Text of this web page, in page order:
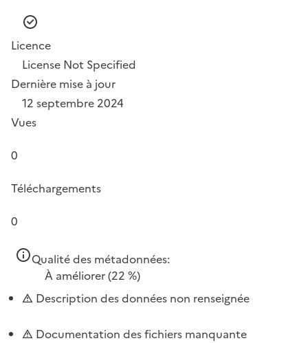
Licence
License Not Specified
Dernière mise à jour
12 septembre 2024
Vues
0
Téléchargements
0
Qualité des métadonnées:
À améliorer(22 %)
Description des données non renseignée
Documentation des fichiers manquante